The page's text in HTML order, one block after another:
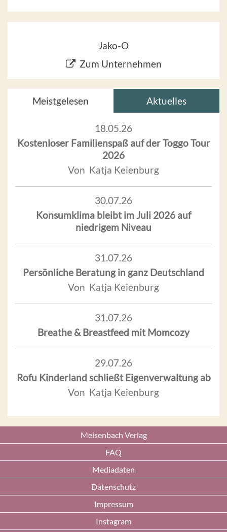
Jako-O
Zum Unternehmen
Meistgelesen Aktuelles
18.05.26
Kostenloser Familienspaß auf der Toggo Tour
2026
Von Katja Keienburg
30.07.26
Konsumklima bleibt im Juli 2026 auf
niedrigem Niveau
31.07.26
Persönliche Beratung in ganz Deutschland
Von Katja Keienburg
31.07.26
Breathe & Breastfeed mit Momcozy
29.07.26
Rofu Kinderland schließt Eigenverwaltung ab
Von Katja Keienburg
Meisenbach Verlag
FAQ
Mediadaten
Datenschutz
Impressum
Instagram